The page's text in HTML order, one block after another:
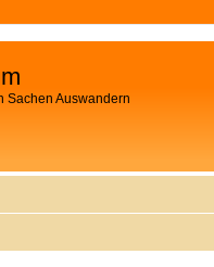
Sachen Auswandern